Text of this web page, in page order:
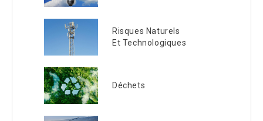
Risques Naturels
Et Technologiques
Déchets